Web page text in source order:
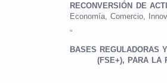
RECONVERSIÓN DE
Economía, Comercio,
“
BASES REGULADORAS
(FSE+), PARA LA